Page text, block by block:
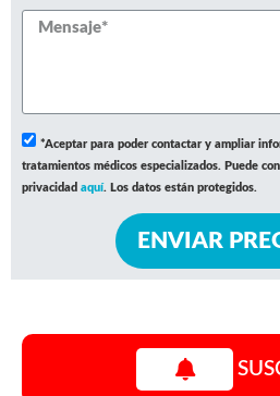
*Aceptar para poder contactar y ampliar
tratamientos médicos especializados. Puede
privacidad aquí. Los datos están protegidos.
ENVIAR